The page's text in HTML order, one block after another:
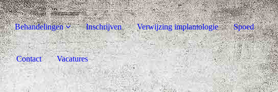
Behandelingen Inschrijven Verwijzing implantologie Spoed
Contact Vacatures